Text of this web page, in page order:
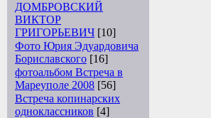
ДОМБРОВСКИЙ
ВИКТОР
ГРИГОРЬЕВИЧ [10]
Фото Юрия Эдуардовича
Бориславского [16]
фотоальбом Встреча в
Мареуполе 2008 [56]
Встреча копинарских
одноклассников [4]